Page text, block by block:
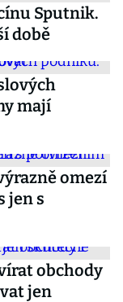
Sputnik.
době
mají
omezí
jen s
obchody
jen